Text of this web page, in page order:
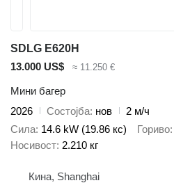
SDLG E620H
13.000 US$
≈ 11.250 €
Мини багер
2026
Состојба нов
2 м/ч
Сила 14.6 kW (19.86 кс) Гориво
Носивост 2.210 кг
Кина, Shanghai